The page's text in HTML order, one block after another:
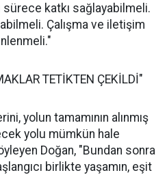
katkı sağlayabilmeli.
Çalışma ve iletişim
TETİKTEN ÇEKİLDİ"
yolun tamamının alınmış
yolu mümkün hale
Doğan, "Bundan sonra
birlikte yaşamın, eşit